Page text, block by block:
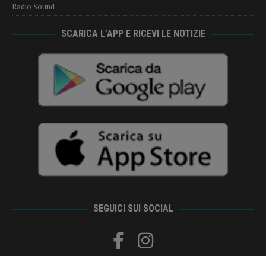
Radio Sound
SCARICA L’APP E RICEVI LE NOTIZIE
SEGUICI SUI SOCIAL